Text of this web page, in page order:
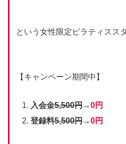
という女性限定ピラティスス
【キャンペーン期間中】
入会金5,500円→0円
登録料5,500円→0円